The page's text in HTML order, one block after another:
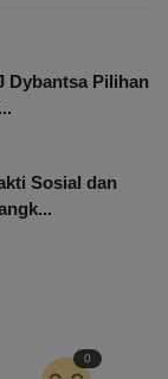
Dybantsa Pilihan
Sosial dan
0